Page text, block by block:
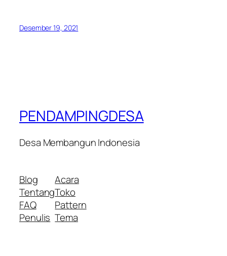
Desember 19, 2021
PENDAMPINGDESA
Desa Membangun Indonesia
Blog
Tentang
FAQ
Penulis
Acara
Toko
Pattern
Tema